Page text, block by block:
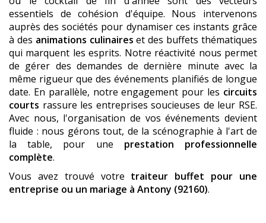
essentiels de cohésion d'équipe. Nous intervenons
auprès des sociétés pour dynamiser ces instants grâce
à des animations culinaires et des buffets thématiques
qui marquent les esprits. Notre réactivité nous permet
de gérer des demandes de dernière minute avec la
même rigueur que des événements planifiés de longue
date. En parallèle, notre engagement pour les circuits
courts rassure les entreprises soucieuses de leur RSE.
Avec nous, l'organisation de vos événements devient
fluide : nous gérons tout, de la scénographie à l'art de
la table, pour une prestation professionnelle
complète.
Vous avez trouvé votre traiteur buffet pour une
entreprise ou un mariage à Antony (92160).